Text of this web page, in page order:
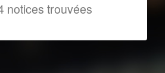
notices trouvées